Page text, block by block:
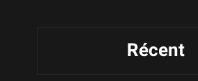
Récent